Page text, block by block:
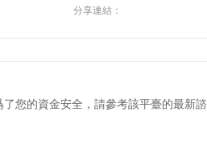
分享連結：
您的資金安全，請參考該平臺的最新諮